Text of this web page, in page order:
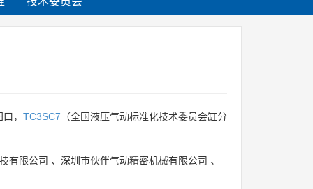
， TC3SC7 （全国液压气动标准化技术委员会缸分
有限公司 、 深圳市伙伴气动精密机械有限公司 、